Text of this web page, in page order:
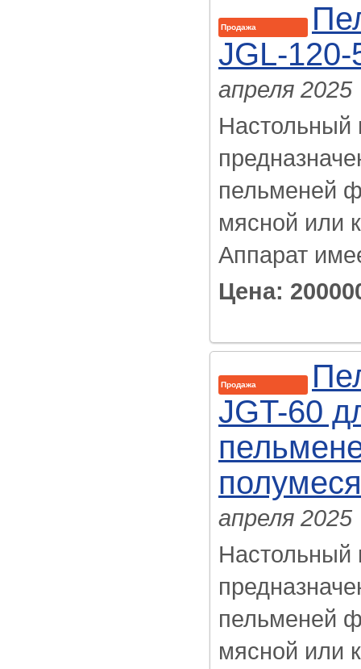
Продажа
JGL-120-
апреля 2025
Настольный
пельменей
мясной или
Аппарат
Цена:
Продажа
JGT-60
апреля 2025
Настольный
пельменей
мясной или